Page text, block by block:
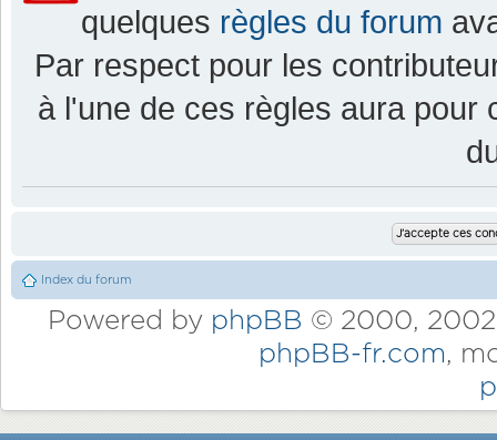
quelques règles du forum
Par respect pour les
à l'une de ces règles aura pour
Index du forum
Powered by phpBB © 2000,
phpBB-fr.com,